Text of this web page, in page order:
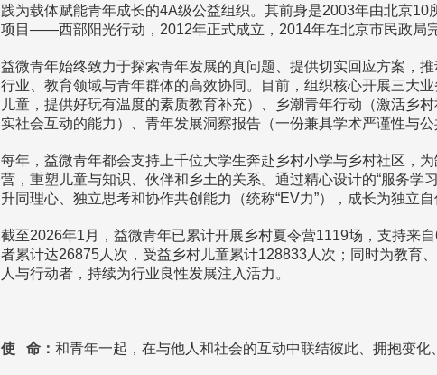
践为载体赋能青年成长的4A级公益组织。其前身是2003年由北京
项目——西部阳光行动，2012年正式成立，2014年在北京市民政局
益微青年始终致力于探索青年发展的真问题、提供切实回应方案，
行业、教育领域与青年群体的高效协同。目前，组织核心开展三大
儿童，提供好玩有温度的素质教育补充）、乡潮青年行动（激活乡
实社会互动的能力）、青年发展洞察报告（一份兼具学术严谨性与
每年，益微青年都会支持上千位大学生奔赴乡村小学与乡村社区，
营，重塑儿童与知识、伙伴和乡土的关系。通过精心设计的“服务学
升同理心、独立思考和协作共创能力（统称“EV力”），成长为独立自
截至2026年1月，益微青年已累计开展乡村夏令营1119场，支持来
者累计达26875人次，受益乡村儿童累计128833人次；同时为教育
人与行动者，持续为行业良性发展注入活力。
使 命： 和青年一起，在与他人和社会的互动中联结彼此、拥抱变化